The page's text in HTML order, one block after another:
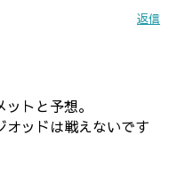
返信
トと予想。
オッドは戦えないです